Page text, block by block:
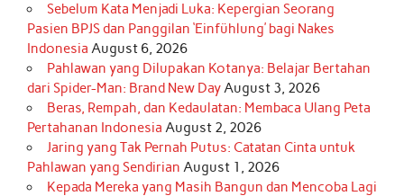
Sebelum Kata Menjadi Luka: Kepergian Seorang
Pasien BPJS dan Panggilan ‘Einfühlung’ bagi Nakes
Indonesia August 6, 2026
Pahlawan yang Dilupakan Kotanya: Belajar Bertahan
dari Spider-Man: Brand New DayAugust 3, 2026
Beras, Rempah, dan Kedaulatan: Membaca Ulang Peta
Pertahanan Indonesia August 2, 2026
Jaring yang Tak Pernah Putus: Catatan Cinta untuk
Pahlawan yang Sendirian August 1, 2026
Kepada Mereka yang Masih Bangun dan Mencoba Lagi